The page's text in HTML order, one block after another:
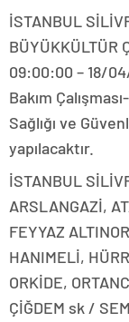
İSTANBUL
09:00:00 – 18/
Bakım
Sağlığı ve
yapılacaktır.
İSTANBUL
ARSLANGAZİ,
FEYYAZ
HANIMELİ,
ORKİDE,
ÇİĞDEM sk /